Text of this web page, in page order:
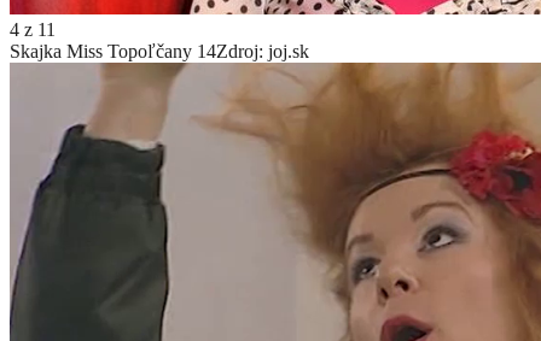
4 z 11
Skajka Miss Topoľčany 14Zdroj: joj.sk